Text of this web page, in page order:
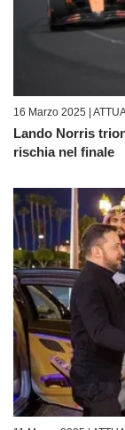
16 Marzo 2025 |
Lando Norris
rischia nel finale